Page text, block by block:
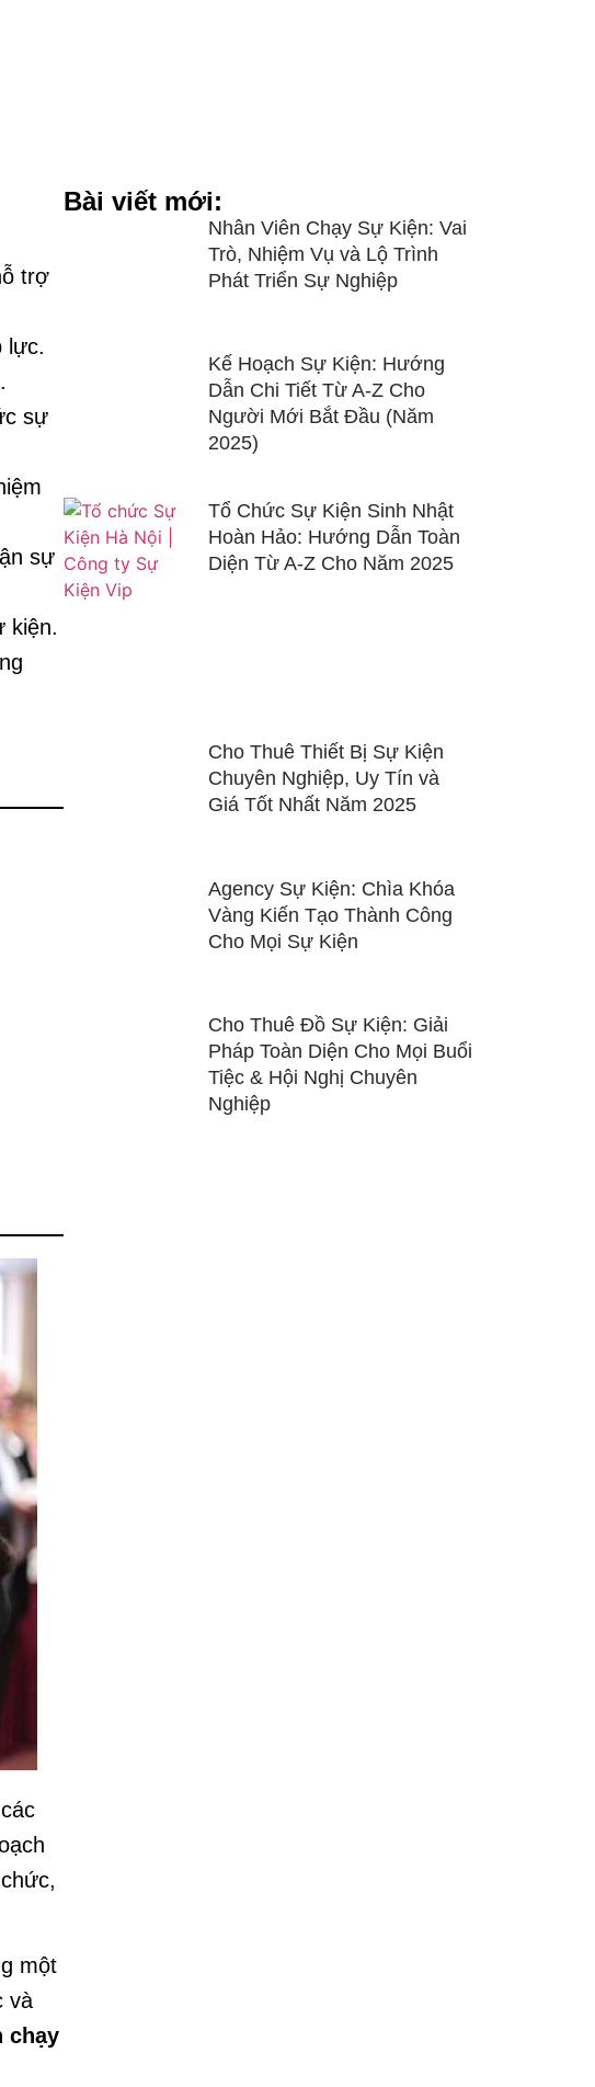
trợ
lực.
sự
sự
kiện.
một
và
chạy
Bài viết mới:
Nhân Viên Chạy Sự Kiện: Vai
Trò, Nhiệm Vụ và Lộ Trình
Phát Triển Sự Nghiệp
Kế Hoạch Sự Kiện: Hướng
Dẫn Chi Tiết Từ A-Z Cho
Người Mới Bắt Đầu (Năm
2025)
Tổ Chức Sự Kiện Sinh Nhật
Hoàn Hảo: Hướng Dẫn Toàn
Diện Từ A-Z Cho Năm 2025
Cho Thuê Thiết Bị Sự Kiện
Chuyên Nghiệp, Uy Tín và
Giá Tốt Nhất Năm 2025
Agency Sự Kiện: Chìa Khóa
Vàng Kiến Tạo Thành Công
Cho Mọi Sự Kiện
Cho Thuê Đồ Sự Kiện: Giải
Pháp Toàn Diện Cho Mọi Buổi
Tiệc & Hội Nghị Chuyên
Nghiệp